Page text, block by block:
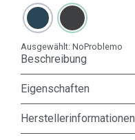
Ausgewählt: NoProblemo
Beschreibung
Eigenschaften
Herstellerinformationen